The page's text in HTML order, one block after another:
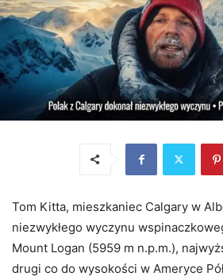
Tom Kitta, mieszkaniec Calgary w
niezwykłego wyczynu
Mount Logan (5959 m n.p.m.),
drugi co do wysokości w Ameryce